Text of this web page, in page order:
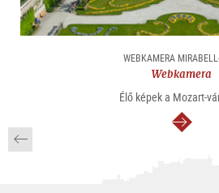
WEBKAMERA
Webkamera
Élő képek a Mozart-